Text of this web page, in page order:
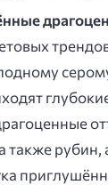
также рубин,